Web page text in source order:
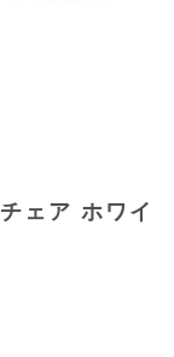
ェア ホワイ